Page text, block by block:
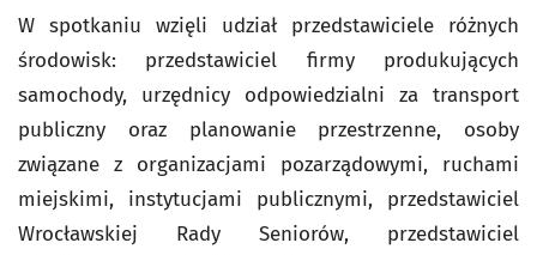
W spotkaniu wzięli udział przedstawiciele różnych
środowisk: przedstawiciel firmy produkujących
samochody, urzędnicy odpowiedzialni za transport
publiczny oraz planowanie przestrzenne, osoby
związane z organizacjami pozarządowymi, ruchami
miejskimi, instytucjami publicznymi, przedstawiciel
Wrocławskiej Rady Seniorów, przedstawiciel